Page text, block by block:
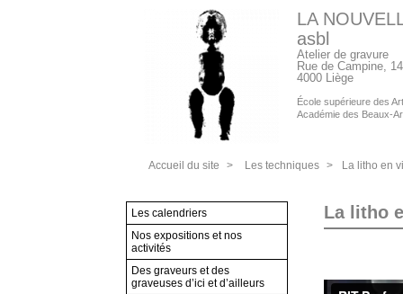
LA
asbl
Atelier de gravure
Rue de Campine, 14
4000 Liège
École supérieure des
Académie des Beaux-
Accueil du site > Les techniques > La litho en
La litho
Les calendriers
Nos expositions et nos
activités
Des graveurs et des
graveuses d’ici et d’ailleurs